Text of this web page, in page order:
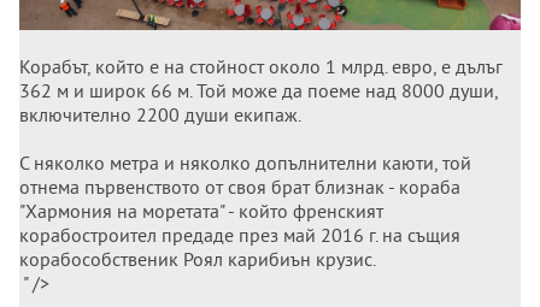
Корабът, който е на стойност около 1 млрд. евро, е дълъг
362 м и широк 66 м. Той може да поеме над 8000 души,
включително 2200 души екипаж.
С няколко метра и няколко допълнителни каюти, той
отнема първенството от своя брат близнак - кораба
"Хармония на моретата" - който френският
корабостроител предаде през май 2016 г. на същия
корабособственик Роял карибиън крузис.
" />